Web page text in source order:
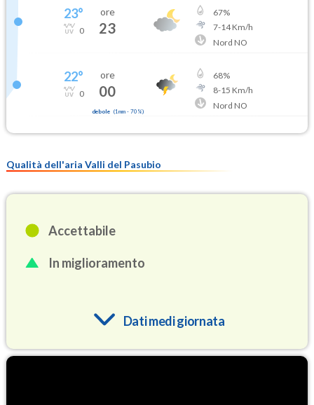
23°
0
ore
23
67%
7-14Km/h
Nord NO
22°
0
ore
00
debole (1mm- 70 %)
68%
8-15 Km/h
Nord NO
Qualità dell'aria Valli del Pasubio
Accettabile
In miglioramento
Dati medi giornata